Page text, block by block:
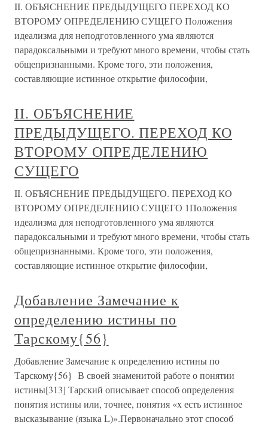
II. ОБЪЯСНЕНИЕ ПРЕДЫДУЩЕГО ПЕРЕХОД КО
ВТОРОМУ ОПРЕДЕЛЕНИЮ СУЩЕГО Положения
идеализма для неподготовленного ума являются
парадоксальными и требуют много времени, чтобы стать
общепризнанными. Кроме того, эти положения,
составляющие истинное открытие философии,
II. ОБЪЯСНЕНИЕ
ПРЕДЫДУЩЕГО. ПЕРЕХОД КО
ВТОРОМУ ОПРЕДЕЛЕНИЮ
СУЩЕГО
II. ОБЪЯСНЕНИЕ ПРЕДЫДУЩЕГО. ПЕРЕХОД КО
ВТОРОМУ ОПРЕДЕЛЕНИЮ СУЩЕГО 1Положения
идеализма для неподготовленного ума являются
парадоксальными и требуют много времени, чтобы стать
общепризнанными. Кроме того, эти положения,
составляющие истинное открытие философии,
Добавление Замечание к
определению истины по
Тарскому{56}
Добавление Замечание к определению истины по
Тарскому{56} В своей знаменитой работе о понятии
истины[313] Тарский описывает способ определения
понятия истины или, точнее, понятия «x есть истинное
высказывание (языка L)».Первоначально этот способ